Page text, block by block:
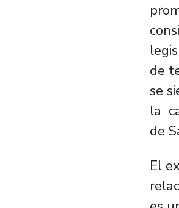
de
se
la
de
El